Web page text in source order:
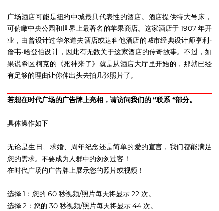
广场酒店可能是纽约中城最具代表性的酒店。酒店提供特大号床，
可俯瞰中央公园和世界上最著名的苹果商店。这家酒店于 1907 年开
业，由曾设计过华尔道夫酒店或达科他酒店的城市经典设计师亨利-
詹韦-哈登伯设计，因此有无数关于这家酒店的传奇故事。不过，如
果说希区柯克的《死神来了》就是从酒店大厅里开始的，那就已经
有足够的理由让你伸出头去拍几张照片了。
若想在时代广场的广告牌上亮相，请访问我们的 “联系 “部分。
具体操作如下
无论是生日、求婚、周年纪念还是简单的爱的宣言，我们都能满足
您的需求。不要成为人群中的匆匆过客！
在时代广场的广告牌上展示您的照片或视频！
选择 1：您的 60 秒视频/照片每天将显示 22 次。
选择 2：您的 30 秒视频/照片每天将显示 44 次。